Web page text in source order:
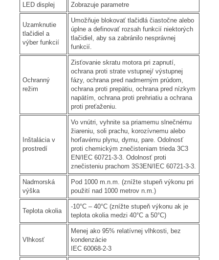
LED displej Zobrazuje parametre
Uzamknutie
tlačidiel a
výber funkcií
Umožňuje blokovať tlačidlá čiastočne alebo
úplne a definovať rozsah funkcií niektorých
tlačidiel, aby sa zabránilo nesprávnej
funkcií.
Ochranný
režim
Zisťovanie skratu motora pri zapnutí,
ochrana proti strate vstupnej/ výstupnej
fázy, ochrana pred nadmerným prúdom,
ochrana proti prepätiu, ochrana pred nízkym
napätím, ochrana proti prehriatiu a ochrana
proti preťaženiu.
Inštalácia v
prostredí
Vo vnútri, vyhnite sa priamemu slnečnému
žiareniu, soli prachu, korozívnemu alebo
horľavému plynu, dymu, pare. Odolnosť
proti chemickým znečisteniam trieda 3C3
EN/IEC 60721-3-3. Odolnosť proti
znečisteniu prachom 3S3EN/IEC 60721-3-3.
Nadmorská
výška
Pod 1000 m.n.m. (znížte stupeň výkonu pri
použití nad 1000 metrov n.m.)
Teplota okolia
-10°C – 40°C (znížte stupeň výkonu ak je
teplota okolia medzi 40°C a 50°C)
Vlhkosť
Menej ako 95% relatívnej vlhkosti, bez
kondenzácie
IEC 60068-2-3